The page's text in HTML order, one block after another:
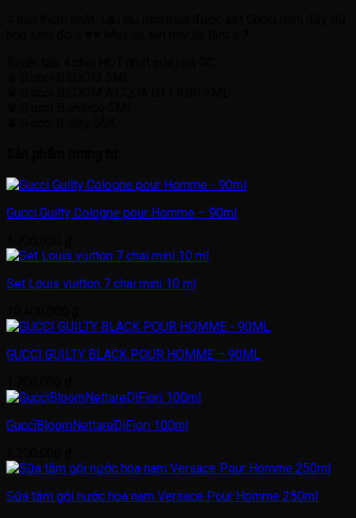
Gucci Guilty Cologne pour Homme – 90ml
Set Louis vuitton 7 chai mini 10 ml
GUCCI GUILTY BLACK POUR HOMME – 90ML
GucciBloomNettareDiFiori 100ml
Sữa tắm gội nước hoa nam Versace Pour Homme 250ml